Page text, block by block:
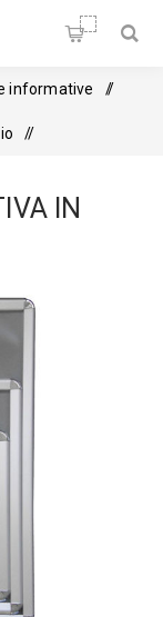
per la Lean
informative /
/
IN